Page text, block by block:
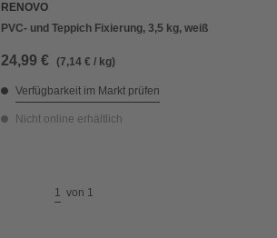
RENOVO
PVC- und Teppich Fixierung, 3,5 kg, weiß
24,99 € (7,14 € / kg)
Verfügbarkeit im Markt prüfen
Nicht online erhältlich
1 von 1